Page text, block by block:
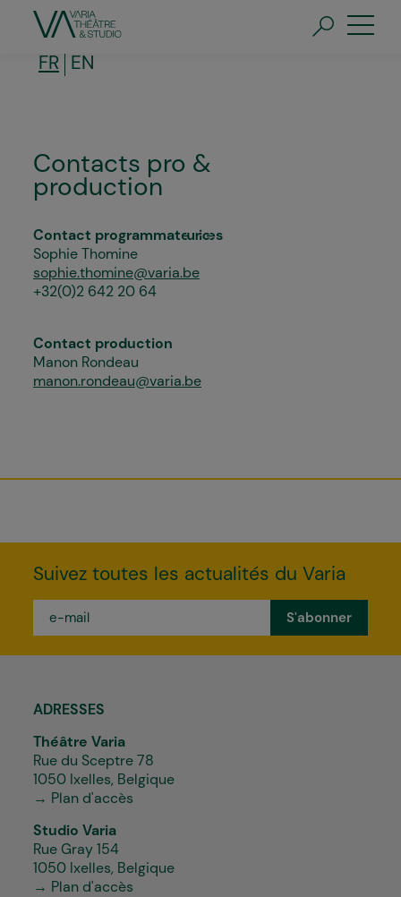
contenu
FR EN
Contacts pro &
production
Contact programmateur·ices
Sophie Thomine
sophie.thomine@varia.be
+32(0)2 642 20 64
Contact production
Manon Rondeau
manon.rondeau@varia.be
Suivez toutes les actualités du Varia
mail
ADRESSES
Théâtre Varia
Rue du Sceptre 78
1050 Ixelles, Belgique
→ Plan d'accès
Studio Varia
Rue Gray 154
1050 Ixelles, Belgique
→ Plan d'accès